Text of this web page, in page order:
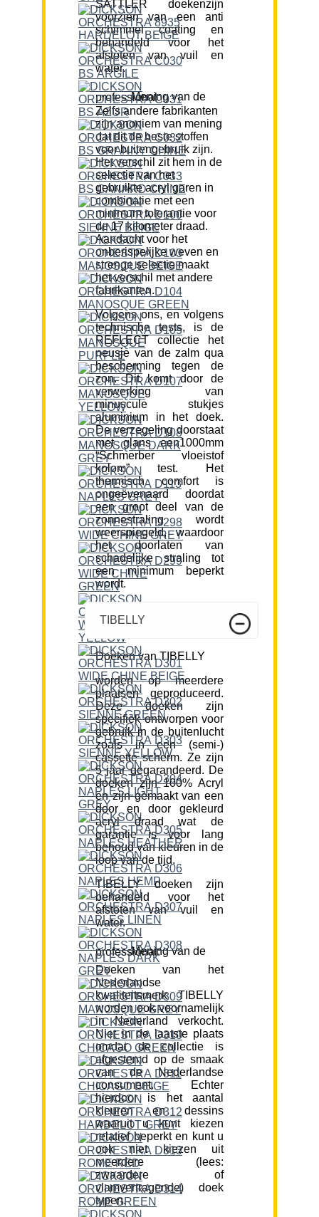
SATTLER doekenzijn
voorzien van een anti
schimmel coating en
behandeld voor het
afstoten van vuil en
water.
Mening van de professional:
Zelfs andere fabrikanten
zijn anoniem van mening
dat dit de beste stoffen
voor buitengebruik zijn.
Het verschil zit hem in de
selectie van het
gebruikte acryl garen in
combinatie met een
minimum tolerantie voor
de 17 kilometer draad.
Aandacht voor het
onberispelijke weven en
strenge selectie maakt
het verschil met andere
fabrikanten.
Volgens ons, en volgens
technische tests, is de
REFLECT collectie het
neusje van de zalm qua
bescherming tegen de
zon. Dit komt door de
verwerking van
minuscule stukjes
aluminium in het doek.
De verzegeling doorstaat
met glans een1000mm
“Schmerber vloeistof
kolom” test. Het
thermisch comfort is
ongeëvenaard doordat
een groot deel van de
zonnestraling wordt
weerspiegeld, waardoor
het doorlaten van
schadelijke straling tot
een minimum beperkt
wordt.
TIBELLY
Doeken van TIBELLY
worden op meerdere
plaatsen geproduceerd.
Deze doeken zijn
specifiek ontworpen voor
gebruik in de buitenlucht
zoals in een (semi-)
cassette scherm. Ze zijn
5 jaar gegarandeerd. De
doeken zijn 100% Acryl
en zijn gemaakt van een
door en door gekleurd
acryl draad wat de
garantie is voor lang
behoud van kleuren in de
loop van de tijd.
TIBELLY doeken zijn
behandeld voor het
afstoten van vuil en
water.
Mening van de professional:
Doeken van het
Nederlandse
kwaliteitsmerk TIBELLY
worden ook voornamelijk
in Nederland verkocht.
Niet in de laatste plaats
omdat de collectie is
afgestemd op de smaak
van de Nederlandse
consument. Echter
hierdoor is het aantal
kleuren en dessins
waaruit u kunt kiezen
relatief beperkt en kunt u
ook niet kiezen uit
meerdere (lees:
zwaardere of
vlamvertragende) doek
typen.